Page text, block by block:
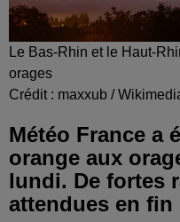
Le Bas-Rhin et le Haut-
orages
Crédit : maxxub /
Météo France a
orange aux
lundi. De fortes
attendues en fin